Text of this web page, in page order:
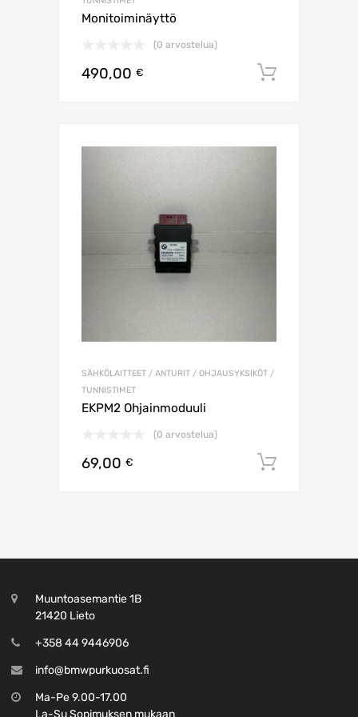
Monitoiminäyttö
(0 arvostelua)
490,00 €
SÄHKÖLAITTEET / ANTURIT / OHJAUSYKSIKÖT /
TUNNISTIMET
EKPM2 Ohjainmoduuli
(0 arvostelua)
69,00 €
Muuntoasemantie 1B
21420 Lieto
+358 44 9446906
info@bmwpurkuosat.fi
Ma-Pe 9.00-17.00